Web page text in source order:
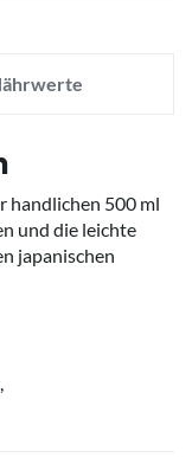
handlichen 500 ml
und die leichte
japanischen